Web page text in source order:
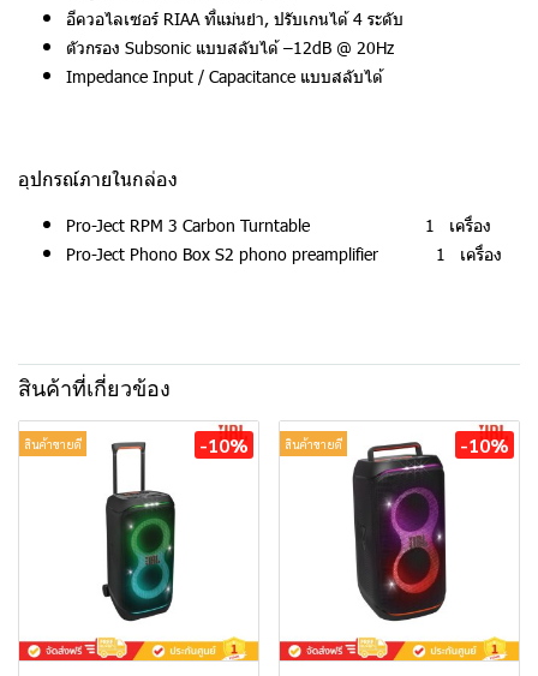
อีควอไลเซอร์ RIAA ที่แม่นยำ, ปรับเกนได้ 4 ระดับ
ตัวกรอง Subsonic แบบสลับได้ –12dB @ 20Hz
Impedance Input / Capacitance แบบสลับได้
อุปกรณ์ภายในกล่อง
Pro-Ject RPM 3 Carbon Turntable 1 เครื่อง
Pro-Ject Phono Box S2 phono preamplifier 1 เครื่อง
สินค้าที่เกี่ยวข้อง
สินค้าขายดี -10% สินค้าขายดี -10%